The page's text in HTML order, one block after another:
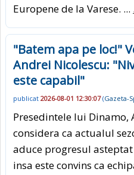
Europene de la Varese. ...
"Batem apa pe loc!"
Andrei Nicolescu:
este capabil"
publicat 2026-08-01 12:30:07(Gazeta-
Presedintele lui Dinamo,
considera ca actualul
aduce progresul
insa este convins ca